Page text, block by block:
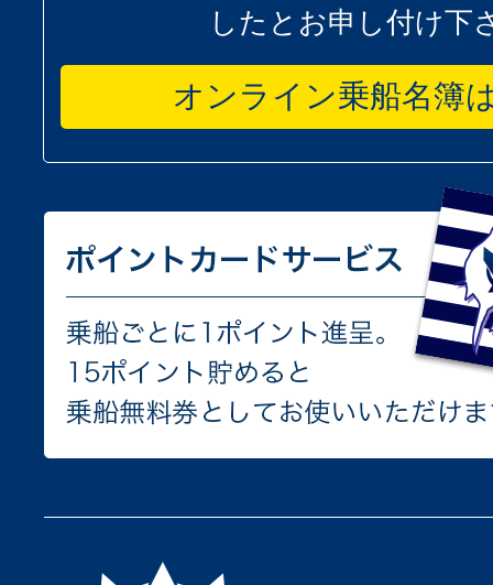
したとお申し付け下
オンライン乗船名簿